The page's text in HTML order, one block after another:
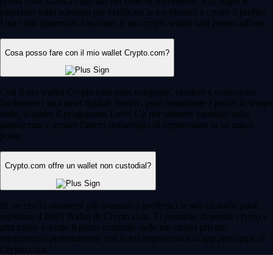
istruzioni sullo schermo per verificare la tua identità e creare il profilo.
Una volta approvato l'account, il tuo crypto wallet sarà pronto all'uso.
Cosa posso fare con il mio wallet Crypto.com?
Con il tuo wallet Crypto.com puoi comprare, vendere e conservare
facilmente i tuoi asset digitali. Inoltre, puoi monitorare i prezzi in tempo
reale, scoprire il programma Level Up per ottenere vantaggi sulla
piattaforma e gestire l'intero portafoglio di criptovalute in un unico
posto.
Crypto.com offre un wallet non custodial?
Sì, se cerchi strumenti più avanzati o preferisci la self-custody, puoi
esplorare il DeFi Wallet di Crypto.com. Ti permette di gestire crypto e
altri token avendo il pieno controllo delle tue chiavi private,
integrandosi perfettamente con la tua esperienza sull'app principale di
Crypto.com.